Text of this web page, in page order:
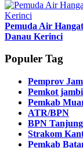
Pemuda Air
Danau Kerinci
Populer Tag
Pemprov
Pemkot jambi
Pemkab
ATR/BPN
BPN
Strakom
Pemkab